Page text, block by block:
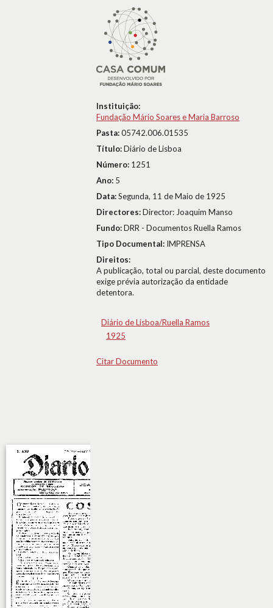
Instituição:
Fundação Mário Soares e Maria Barroso
Pasta:05742.006.01535
Título:Diário de Lisboa
Número: 1251
Ano: 5
Data:Segunda, 11 de Maio de 1925
Directores:Director: Joaquim Manso
Fundo:DRR - Documentos Ruella Ramos
Tipo Documental: IMPRENSA
Direitos:
A publicação, total ou parcial, deste documento
exige prévia autorização da entidade
detentora.
Diário de Lisboa/Ruella Ramos
1925
Citar Documento